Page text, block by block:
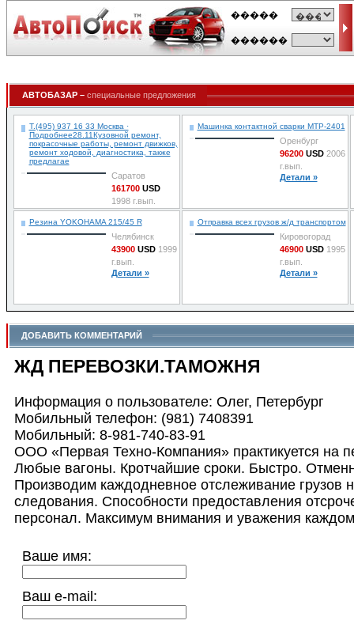
АВТОБАЗАР – специальные предложения
Т.(495) 937 16 33 Москва ·
Подробнее28.11Кузовной ремонт,
покрасочные работы, ремонт движков,
ремонт ходовой, диагностика, также
предлагае
Саратов
161700USD
1998 г.вып.
Детали »
Машинка контактной сварки МТР-2401
Оренбург
96200USD2006
г.вып.
Детали »
Резина YOKOHAMA 215/45 R
Челябинск
43900USD1999
г.вып.
Детали »
Отправка всех грузов ж/д транспортом
Кировогорад
46900USD1995
г.вып.
Детали »
ДОБАВИТЬ КОММЕНТАРИЙ
ЖД ПЕРЕВОЗКИ.ТАМОЖНЯ
Информация о пользователе: Олег, Петербург
Мобильный телефон: (981) 7408391
Мобильный: 8-981-740-83-91
ООО «Первая Техно-Компания» практикуется на
Любые вагоны. Кротчайшие сроки. Быстро.
Производим каждодневное отслеживание грузов
следования. Способности предоставления
персонал. Максимум внимания и уважения
Ваше имя:
Ваш e-mail: